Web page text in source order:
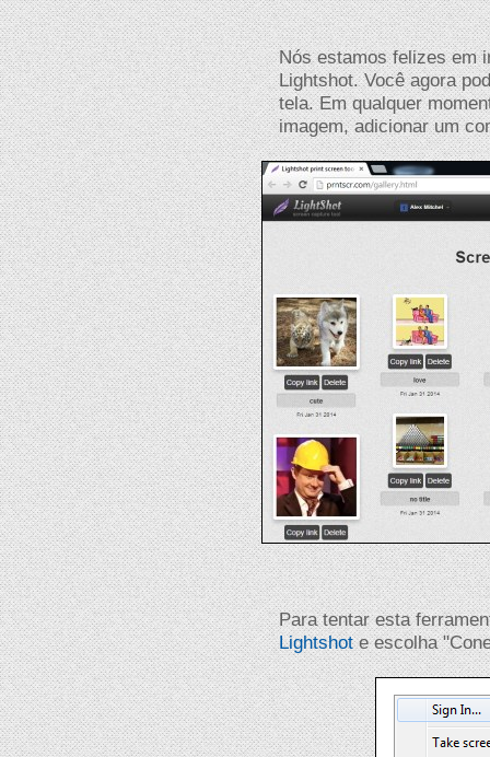
Nós estamos felizes em
Lightshot. Você agora
tela. Em qualquer
imagem, adicionar um
Para tentar esta
Lightshote escolha